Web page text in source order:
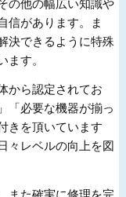
信があります。ま
決できるように特殊
す。
から認定されてお
「必要な機器が揃っ
きを頂いています
々レベルの向上を図
また確実に修理を完